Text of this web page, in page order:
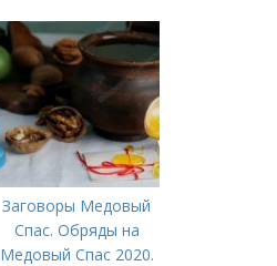
Заговоры Медовый
Спас. Обряды на
Медовый Спас 2020.